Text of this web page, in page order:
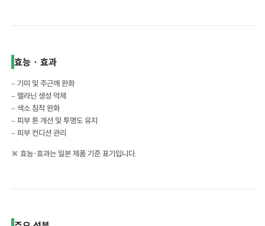
효능 · 효과
– 기미 및 주근깨 완화
– 멜라닌 생성 억제
– 색소 침착 완화
– 피부 톤 개선 및 투명도 유지
– 피부 컨디션 관리
※ 효능·효과는 일본 제품 기준 표기입니다.